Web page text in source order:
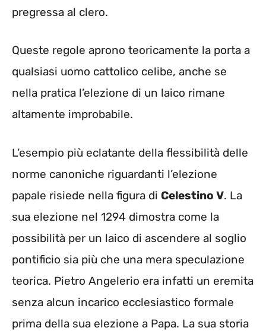
pregressa al clero.
Queste regole aprono teoricamente la porta a
qualsiasi uomo cattolico celibe, anche se
nella pratica l’elezione di un laico rimane
altamente improbabile.
L’esempio più eclatante della flessibilità delle
norme canoniche riguardanti l’elezione
papale risiede nella figura di Celestino V. La
sua elezione nel 1294 dimostra come la
possibilità per un laico di ascendere al soglio
pontificio sia più che una mera speculazione
teorica. Pietro Angelerio era infatti un eremita
senza alcun incarico ecclesiastico formale
prima della sua elezione a Papa. La sua storia